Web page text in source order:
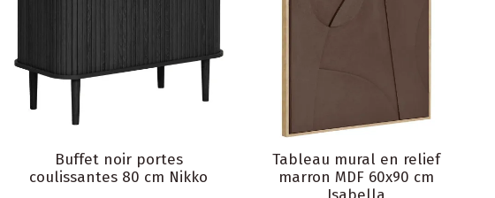
Buffet noir portes
coulissantes 80 cm Nikko
Tableau mural en relief
marron MDF 60x90 cm